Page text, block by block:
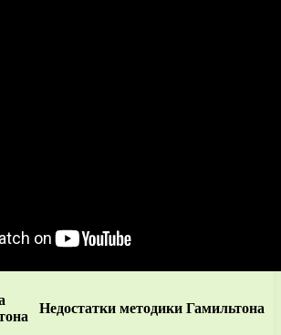
Недостатки методики Гамильтона